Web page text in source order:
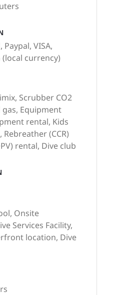
Scrubber CO2
Equipment
rental, Kids
(CCR)
rental, Dive club
Onsite
Services Facility,
location, Dive
VISA,
currency)